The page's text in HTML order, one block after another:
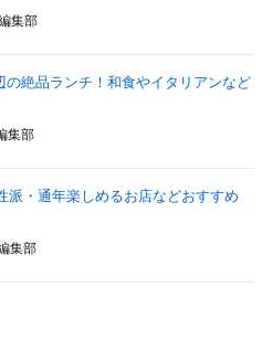
集部
の絶品ランチ！和食やイタリアンなど
集部
派・通年楽しめるお店などおすすめ
集部